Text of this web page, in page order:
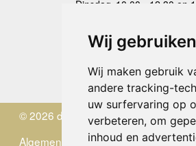
Wij
Wij maken gebruik
andere tracking-
uw surfervaring op
verbeteren, om
inhoud en
Dinsdag 10.00 - 12.30 en
Donderdag
10.00 - 12.30 en
Vrijdag 10.00 - 12.30 en
Zaterdag
gesloten
Zondag
© 2026 de Zwerver
Algemene Voorwaarden